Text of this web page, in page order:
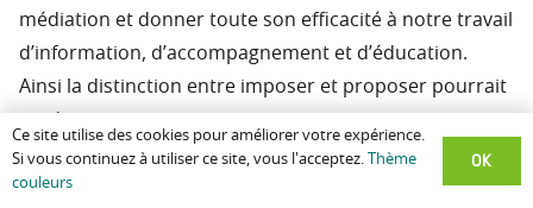
médiation et donner toute son efficacité à notre travail
d’information, d’accompagnement et d’éducation.
Ainsi la distinction entre imposer et proposer pourrait
BIBLIOGRAPHIE
Ce site utilise des cookies pour améliorer votre expérience.
Si vous continuez à utiliser ce site, vous l'acceptez.
Thème
couleurs
OK